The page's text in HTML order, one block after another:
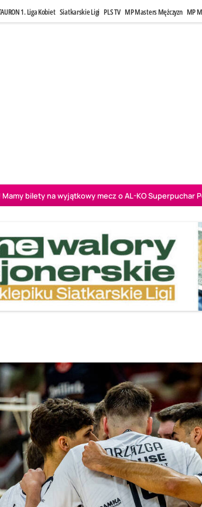
1. Liga Kobiet Siatkarskie Ligi PLS TV MP Masters Mężczyzn MP
bilety na wyjątkowy mecz o AL-KO Superpuchar